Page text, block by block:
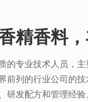
精香料
的专业技术人员，
前列的行业公司的
研发配方和管理经
同的调
技术研发实验室和
管理体系
建立了国际认可的
稳定性及食用安全性
芬芳传
务中心，汇聚了多
造不同产品，满 足客